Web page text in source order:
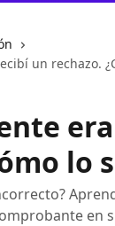
un rechazo.
lo
en